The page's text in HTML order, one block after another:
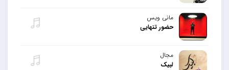
مانی ویس
حضور تنهایی
مجال
لبیک